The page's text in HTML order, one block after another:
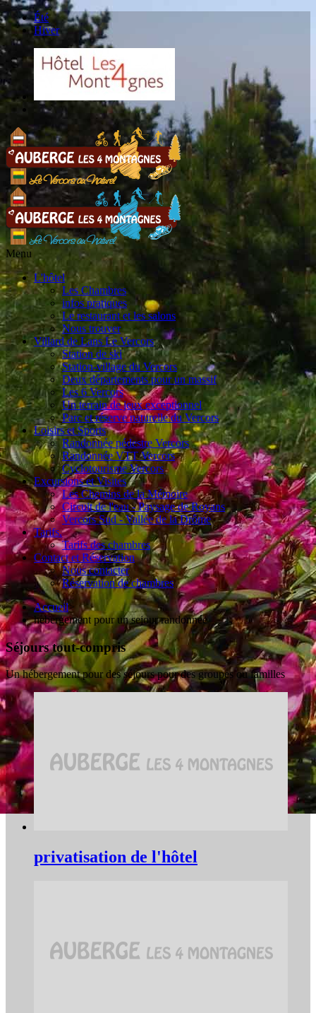
Été
Hiver
Menu
L'hôtel
Les Chambres
infos pratiques
Le restaurant et les salons
Nous trouver
Villard de Lans Le Vercors
Station de ski
Station-village du Vercors
Deux départements pour un massif
Les 6 Vercors
Un terrain de jeux exceptionnel
Parc et réserve naturelle du Vercors
Loisirs et Sports
Randonnée pédestre Vercors
Randonnée VTT Vercors
Cyclotourisme Vercors
Excursions et Visites
Les Chemins de la Mémoire
Circuit de l'eau - Paysage de Royans
Vercors Sud - Vallée de la Drôme
Tarifs.
Tarifs des chambres
Contact et Réservation
Nous contacter
Réservation de chambres
Accueil>
hebergement pour un sejour randonnée
Séjours tout-compris
Un hébergement pour des séjours pour des groupes ou familles
privatisation de l'hôtel